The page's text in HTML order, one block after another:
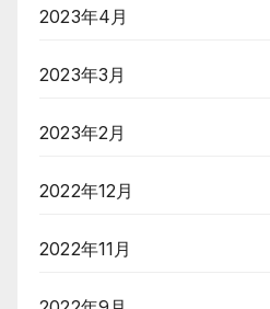
2023年4月
2023年3月
2023年2月
2022年12月
2022年11月